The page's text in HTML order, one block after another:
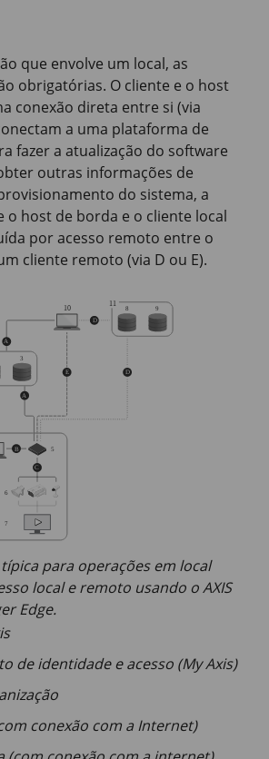
que envolve um local, as
obrigatórias. O cliente e o host
conexão direta entre si (via
a uma plataforma de
fazer a atualização do software
outras informações de
do sistema, a
o host de borda e o cliente local
por acesso remoto entre o
cliente remoto (via D ou E).
para operações em local
local e remoto usando oAXIS
Edge.
de identidade e acesso (My Axis)
conexão com a Internet)